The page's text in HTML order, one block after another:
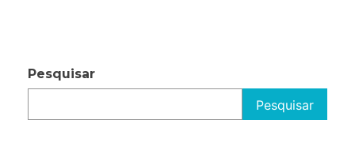
Pesquisar
Pesquisar